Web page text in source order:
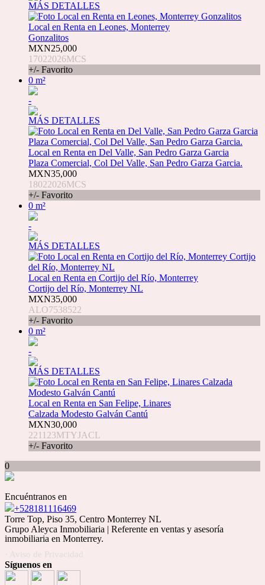
MÁS DETALLES
Local en Renta en Leones, Monterrey
Gonzalitos
MXN25,000
17022026MCS
+/- Favorito
0 m²
-
MÁS DETALLES
Local en Renta en Del Valle, San Pedro Garza Garcia
Plaza Comercial, Col Del Valle, San Pedro Garza Garcia.
MXN35,000
18022026MCS
+/- Favorito
0 m²
-
MÁS DETALLES
Local en Renta en Cortijo del Río, Monterrey
Cortijo del Río, Monterrey NL
MXN35,000
ALO7538522
+/- Favorito
0 m²
-
MÁS DETALLES
Local en Renta en San Felipe, Linares
Calzada Modesto Galván Cantú
MXN30,000
221123MTYJACL
+/- Favorito
0
Encuéntranos en
+528181116469
Torre Top, Piso 35, Centro Monterrey NL
Grupo Aleyca Inmobiliaria | Referente en ventas y asesoría
inmobiliaria en Monterrey.
· Aviso de Privacidad
Síguenos en